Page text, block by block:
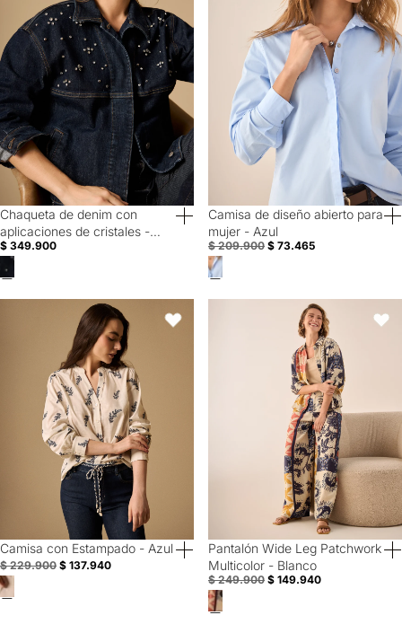
Chaqueta de denim con
aplicaciones de cristales -
Azul
$ 349.900
Special Prices
Camisa de diseño abierto para
mujer - Azul
$ 209.900 $ 73.465
Camisa con Estampado - Azul
40% Off
Camisa con Estampado - Azul
$ 229.900 $ 137.940
Favoritos
Pantalón Wide Leg Patchwork
40% Off
Pantalón Wide Leg Patchwork
Multicolor - Blanco
$ 249.900 $ 149.940